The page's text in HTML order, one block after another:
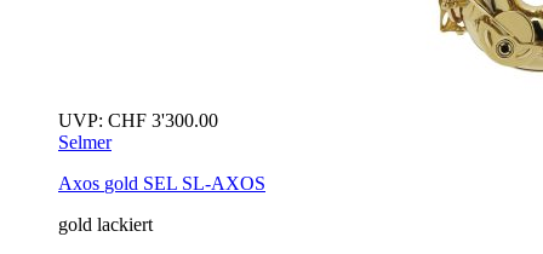
UVP: CHF 3'300.00
Selmer
Axos gold SEL SL-AXOS
gold lackiert